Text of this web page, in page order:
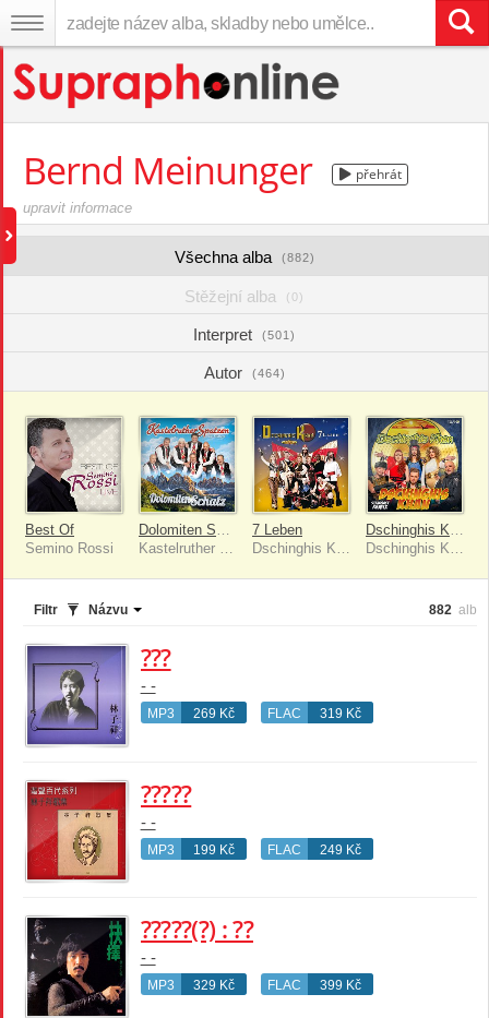
Bernd Meinunger přehrát
upravit informace
Všechna alba (882)
Stěžejní alba (0)
Interpret (501)
Autor (464)
Best Of
Semino Rossi
Dolomiten Schatz
Kastelruther Spatzen
7 Leben
Dschinghis Khan
Dschinghis Khan [Stereoact Remix]
Dschinghis Khan
Filtr Názvu 882 alb
???
- -
MP3 269 Kč FLAC 319 Kč
?????
- -
MP3 199 Kč FLAC 249 Kč
?????(?) : ??
- -
MP3 329 Kč FLAC 399 Kč